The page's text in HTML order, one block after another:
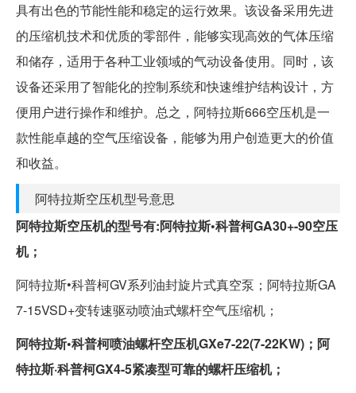
具有出色的节能性能和稳定的运行效果。该设备采用先进
的压缩机技术和优质的零部件，能够实现高效的气体压缩
和储存，适用于各种工业领域的气动设备使用。同时，该
设备还采用了智能化的控制系统和快速维护结构设计，方
便用户进行操作和维护。总之，阿特拉斯666空压机是一
款性能卓越的空气压缩设备，能够为用户创造更大的价值
和收益。
阿特拉斯空压机型号意思
阿特拉斯空压机的型号有:阿特拉斯•科普柯GA30+-90空压
机；
阿特拉斯•科普柯GV系列油封旋片式真空泵；阿特拉斯GA
7-15VSD+变转速驱动喷油式螺杆空气压缩机；
阿特拉斯•科普柯喷油螺杆空压机GXe7-22(7-22KW)；阿
特拉斯·科普柯GX4-5紧凑型可靠的螺杆压缩机；